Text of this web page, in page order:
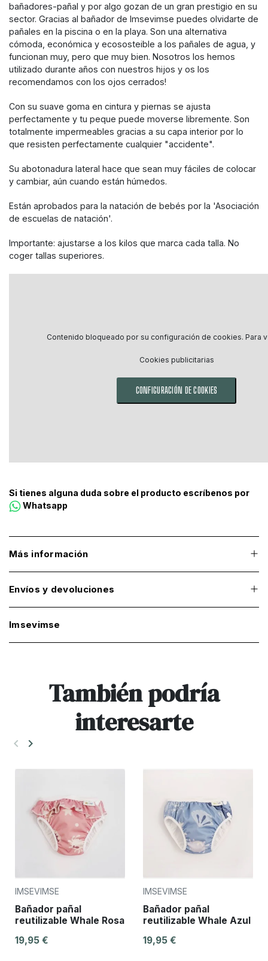
bañadores-pañal y por algo gozan de un gran prestigio en su
sector. Gracias al bañador de Imsevimse puedes olvidarte de
pañales en la piscina o en la playa. Son una alternativa
cómoda, económica y ecososteible a los pañales de agua, y
funcionan muy, pero que muy bien. Nosotros los hemos
utilizado durante años con nuestros hijos y os los
recomendamos con los ojos cerrados!
Con su suave goma en cintura y piernas se ajusta
perfectamente y tu peque puede moverse libremente. Son
totalmente impermeables gracias a su capa interior por lo
que resisten perfectamente cualquier "accidente".
Su abotonadura lateral hace que sean muy fáciles de colocar
y cambiar, aún cuando están húmedos.
Están aprobados para la natación de bebés por la 'Asociación
de escuelas de natación'.
Importante: ajustarse a los kilos que marca cada talla. No
coger tallas superiores.
Contenido bloqueado por su configuración de cookies. Para
Cookies publicitarias
CONFIGURACIÓN DE COOKIES
Si tienes alguna duda sobre el producto escríbenos por
Whatsapp
Más información
Envíos y devoluciones
Imsevimse
También podría
interesarte
Anterior
keyboard_arrow_left Siguiente
keyboard_arrow_right
IMSEVIMSE
Bañador pañal
reutilizable Whale Rosa
19,95 €
IMSEVIMSE
Bañador pañal
reutilizable Whale Azul
19,95 €